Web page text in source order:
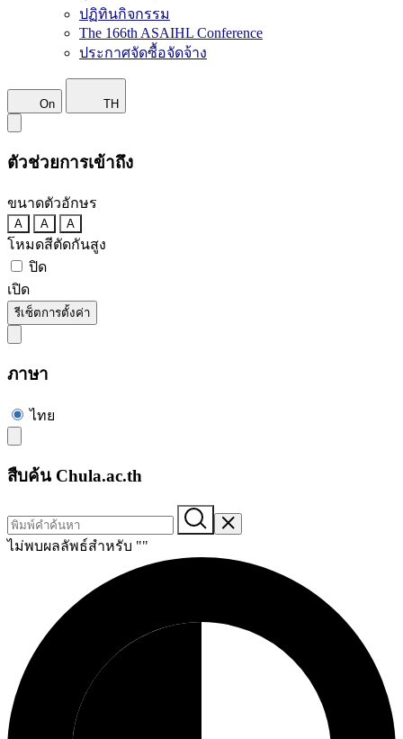
ปฏิทินกิจกรรม
The 166th ASAIHL Conference
ประกาศจัดซื้อจัดจ้าง
On TH
ตัวช่วยการเข้าถึง
ขนาดตัวอักษร
A A A
โหมดสีตัดกันสูง
ปิด
เปิด
รีเซ็ตการตั้งค่า
ภาษา
ไทย
สืบค้น Chula.ac.th
ไม่พบผลลัพธ์สำหรับ ""